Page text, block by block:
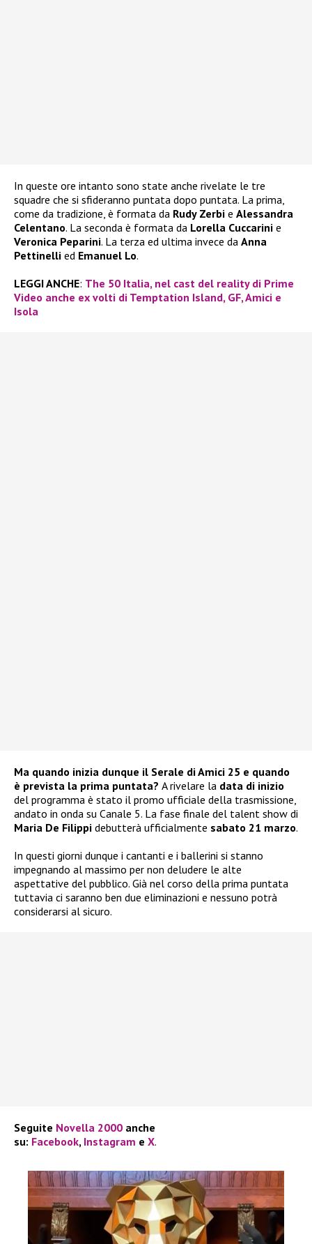
In queste ore intanto sono state anche rivelate le tre
squadre che si sfideranno puntata dopo puntata. La prima,
come da tradizione, è formata da Rudy Zerbi e Alessandra
Celentano. La seconda è formata da Lorella Cuccarini e
Veronica Peparini. La terza ed ultima invece da Anna
Pettinelli ed Emanuel Lo.
LEGGI ANCHE: The 50 Italia, nel cast del reality di Prime
Video anche ex volti di Temptation Island, GF, Amici e
Isola
Ma quando inizia dunque il Serale di Amici 25 e quando
è prevista la prima puntata? A rivelare la data di inizio
del programma è stato il promo ufficiale della trasmissione,
andato in onda su Canale 5. La fase finale del talent show di
Maria De Filippi debutterà ufficialmente sabato 21 marzo.
In questi giorni dunque i cantanti e i ballerini si stanno
impegnando al massimo per non deludere le alte
aspettative del pubblico. Già nel corso della prima puntata
tuttavia ci saranno ben due eliminazioni e nessuno potrà
considerarsi al sicuro.
Seguite Novella 2000 anche
su: Facebook, Instagram e X.